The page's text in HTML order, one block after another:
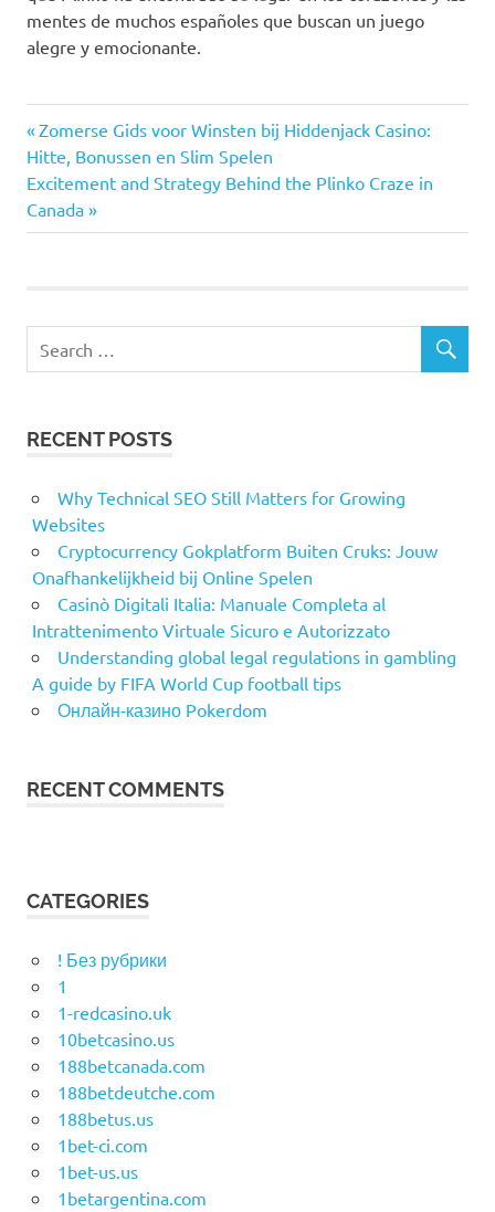
mentes de muchos españoles que buscan un juego
alegre y emocionante.
Post
navigation
Previous
Post:
Zomerse Gids voor Winsten bij Hiddenjack Casino:
Hitte, Bonussen en Slim Spelen
Next
Post:
Excitement and Strategy Behind the Plinko Craze in
Canada
RECENT POSTS
Why Technical SEO Still Matters for Growing
Websites
Cryptocurrency Gokplatform Buiten Cruks: Jouw
Onafhankelijkheid bij Online Spelen
Casinò Digitali Italia: Manuale Completa al
Intrattenimento Virtuale Sicuro e Autorizzato
Understanding global legal regulations in gambling
A guide by FIFA World Cup football tips
Онлайн-казино Pokerdom
RECENT COMMENTS
CATEGORIES
! Без рубрики
1
1-redcasino.uk
10betcasino.us
188betcanada.com
188betdeutche.com
188betus.us
1bet-ci.com
1bet-us.us
1betargentina.com